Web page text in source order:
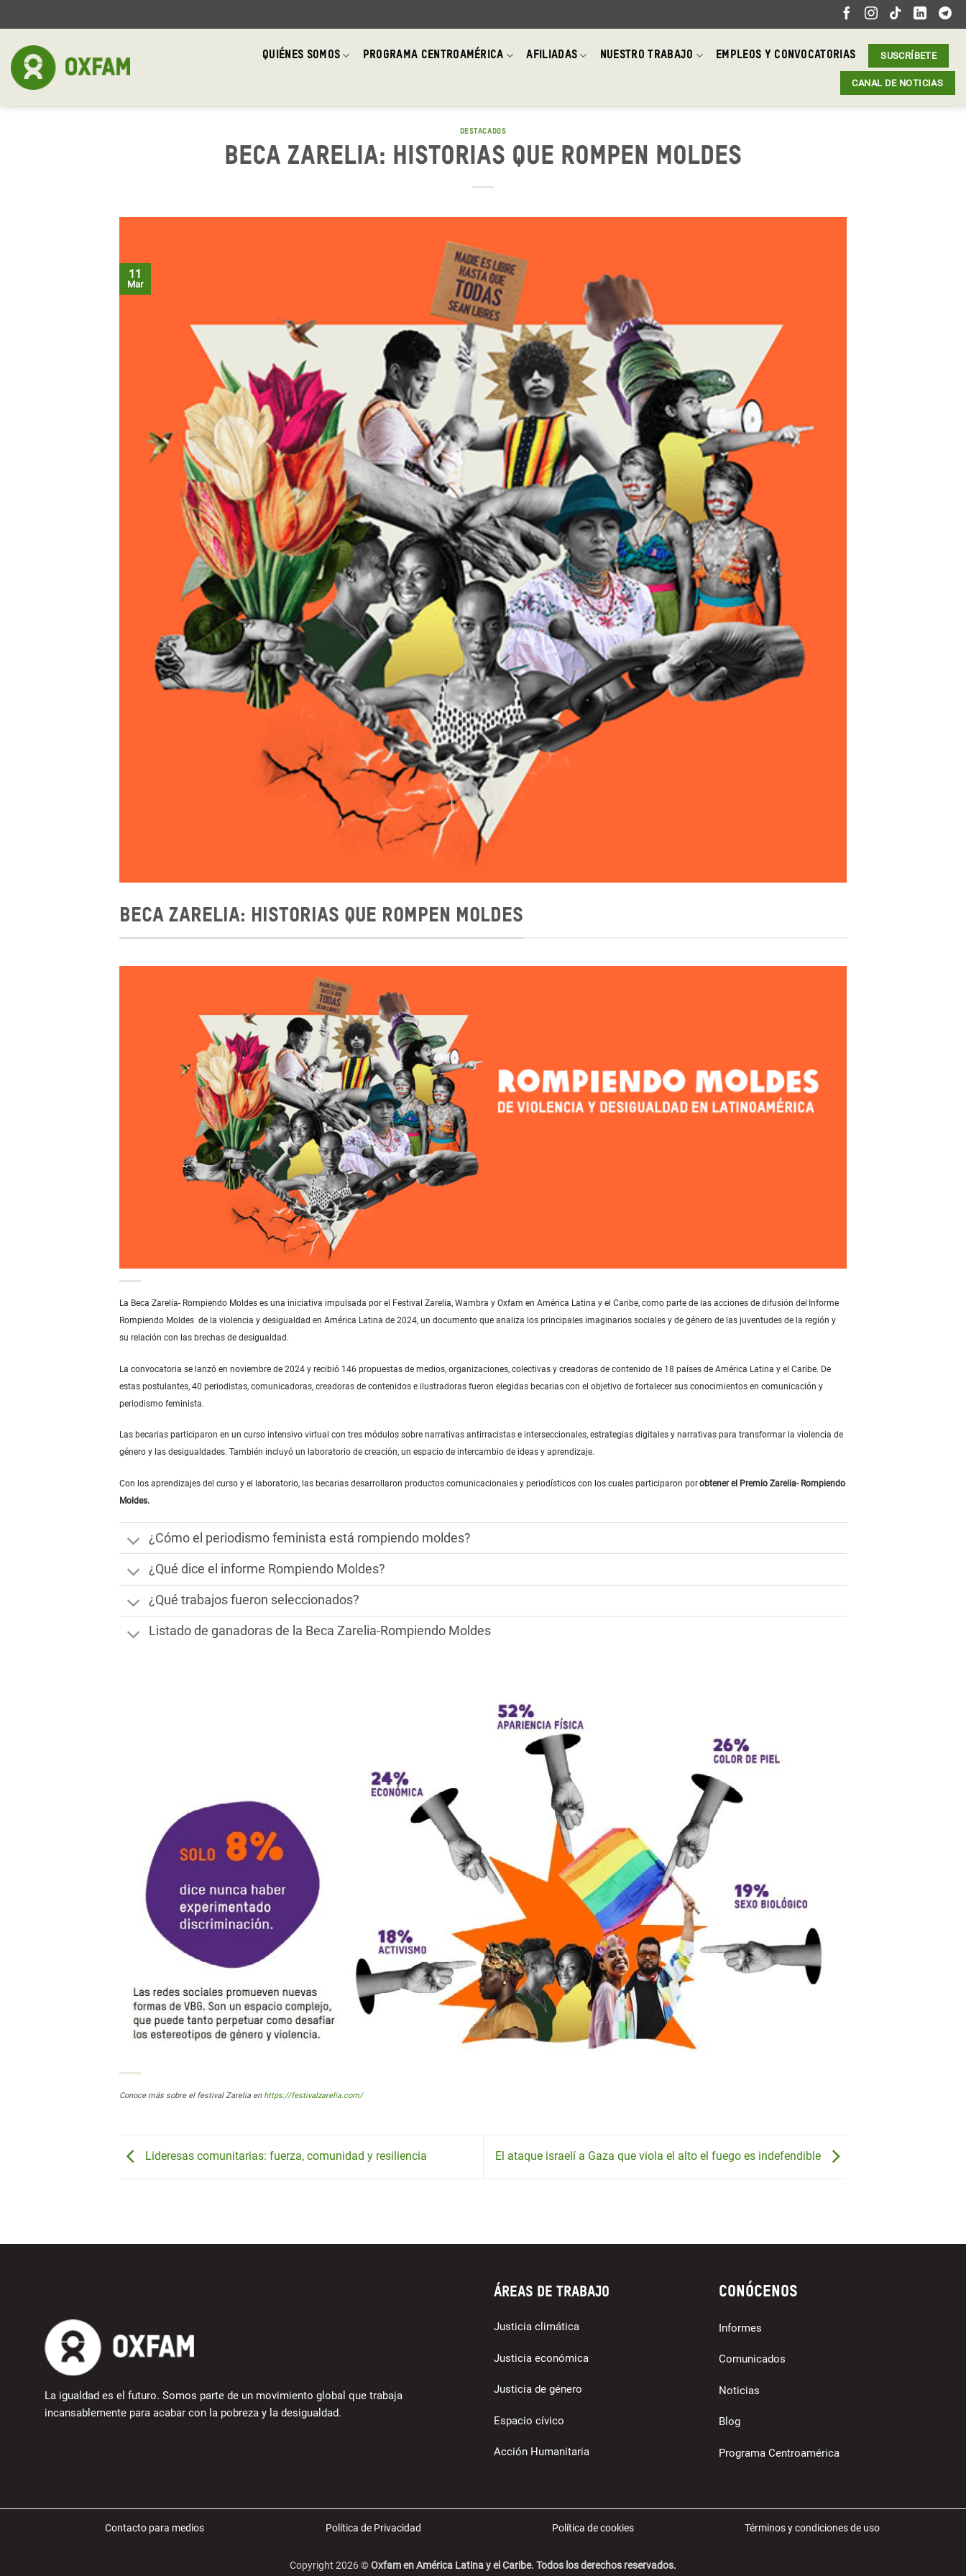
to
content
QUIÉNES SOMOS PROGRAMA CENTROAMÉRICA AFILIADAS NUESTRO TRABAJO EMPLEOS Y CONVOCATORIAS SUSCRÍBETE
CANAL DE NOTICIAS
DESTACADOS
Beca Zarelia: historias que rompen moldes
11
Mar
BECA ZARELIA: HISTORIAS QUE ROMPEN MOLDES
La Beca Zarelia- Rompiendo Moldes es una iniciativa impulsada por el Festival Zarelia, Wambra y Oxfam en América Latina y el Caribe, como parte de las acciones de difusión del Informe
Rompiendo Moldes de la violencia y desigualdad en América Latina de 2024, un documento que analiza los principales imaginarios sociales y de género de las juventudes de la región y
su relación con las brechas de desigualdad.
La convocatoria se lanzó en noviembre de 2024 y recibió 146 propuestas de medios, organizaciones, colectivas y creadoras de contenido de 18 países de América Latina y el Caribe. De
estas postulantes, 40 periodistas, comunicadoras, creadoras de contenidos e ilustradoras fueron elegidas becarias con el objetivo de fortalecer sus conocimientos en comunicación y
periodismo feminista.
Las becarias participaron en un curso intensivo virtual con tres módulos sobre narrativas antirracistas e interseccionales, estrategias digitales y narrativas para transformar la violencia de
género y las desigualdades. También incluyó un laboratorio de creación, un espacio de intercambio de ideas y aprendizaje.
Con los aprendizajes del curso y el laboratorio, las becarias desarrollaron productos comunicacionales y periodísticos con los cuales participaron porobtener el Premio Zarelia- Rompiendo
Moldes.
¿Cómo el periodismo feminista está rompiendo moldes?
¿Qué dice el informe Rompiendo Moldes?
¿Qué trabajos fueron seleccionados?
Listado de ganadoras de la Beca Zarelia-Rompiendo Moldes
Conoce más sobre el festival Zarelia enhttps://festivalzarelia.com/
Lideresas comunitarias: fuerza, comunidad y resiliencia El ataque israelí a Gaza que viola el alto el fuego es indefendible
La igualdad es el futuro. Somos parte de un movimiento global que trabaja
incansablemente para acabar con la pobreza y la desigualdad.
Áreas de trabajo
Justicia climática
Justicia económica
Justicia de género
Espacio cívico
Acción Humanitaria
Conócenos
Informes
Comunicados
Noticias
Blog
Programa Centroamérica
Contacto para medios Política de Privacidad Política de cookies Términos y condiciones de uso
Copyright 2026 ©Oxfam en América Latina y el Caribe. Todos los derechos reservados.